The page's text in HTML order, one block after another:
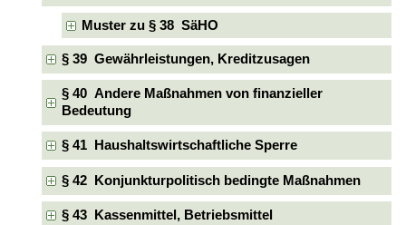
Muster zu § 38 SäHO
§ 39 Gewährleistungen, Kreditzusagen
§ 40 Andere Maßnahmen von finanzieller
Bedeutung
§ 41 Haushaltswirtschaftliche Sperre
§ 42 Konjunkturpolitisch bedingte Maßnahmen
§ 43 Kassenmittel, Betriebsmittel